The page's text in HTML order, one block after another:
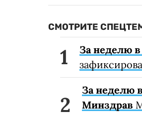
СМОТРИТЕ
За неделю в
За неделю
Минздрав